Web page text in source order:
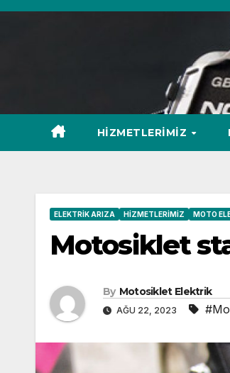
Skip
HIZMETLERIMIZ
ELEKTRIK ARIZA HIZMETLERIMIZ MOTO
Motosiklet
By Motosiklet Elektrik
AĞU 22, 2023